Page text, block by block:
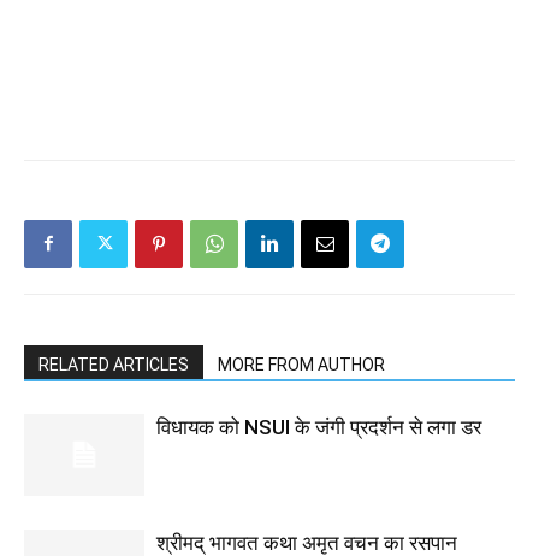
RELATED ARTICLES MORE FROM AUTHOR
विधायक को NSUI के जंगी प्रदर्शन से लगा डर
श्रीमद् भागवत कथा अमृत वचन का रसपान